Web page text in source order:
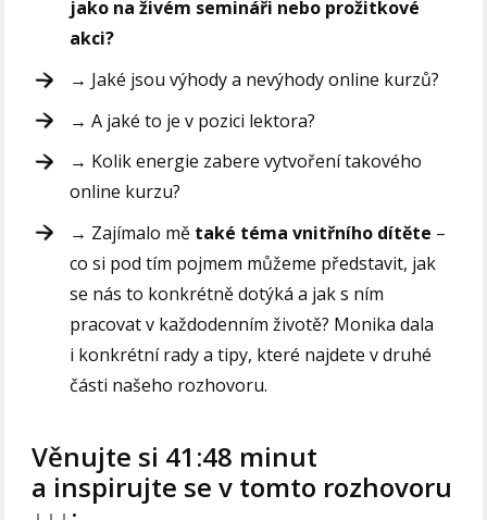
jako na živém semináři nebo prožitkové
akci?
→ Jaké jsou výhody a nevýhody online kurzů?
→A jaké to je v pozici lektora?
→ Kolik energie zabere vytvoření takového
online kurzu?
→ Zajímalo mě také téma vnitřního dítěte –
co si pod tím pojmem můžeme představit, jak
se nás to konkrétně dotýká a jak s ním
pracovat v každodenním životě? Monika dala
i konkrétní rady a tipy, které najdete v druhé
části našeho rozhovoru.
Věnujte si 41:48 minut
a inspirujte se v tomto rozhovoru